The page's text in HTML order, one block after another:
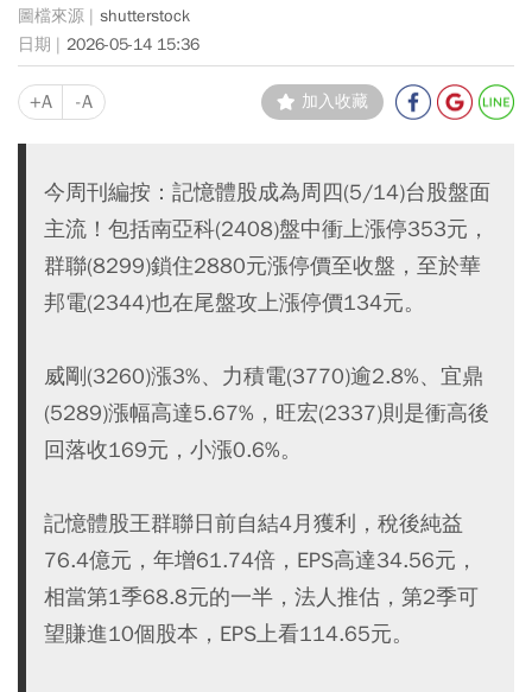
shutterstock
2026-05-14 15:36
+A -A 加入收藏
今周刊編按：記憶體股成為周四(5/14)台股盤面
主流！包括南亞科(2408)盤中衝上漲停353元，
群聯(8299)鎖住2880元漲停價至收盤，至於華
邦電(2344)也在尾盤攻上漲停價134元。
威剛(3260)漲3%、力積電(3770)逾2.8%、宜鼎
(5289)漲幅高達5.67%，旺宏(2337)則是衝高後
回落收169元，小漲0.6%。
記憶體股王群聯日前自結4月獲利，稅後純益
76.4億元，年增61.74倍，EPS高達34.56元，
相當第1季68.8元的一半，法人推估，第2季可
望賺進10個股本，EPS上看114.65元。